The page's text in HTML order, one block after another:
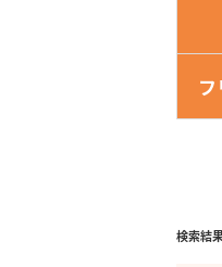
検索結